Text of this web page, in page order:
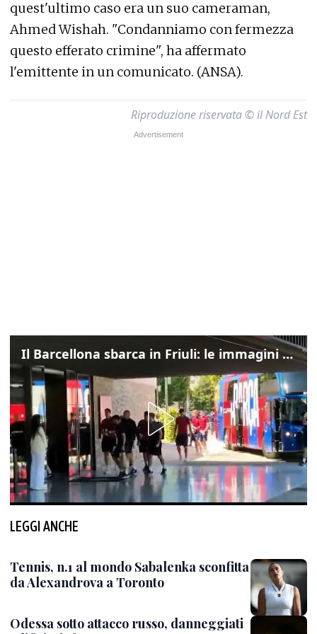
quest'ultimo caso era un suo cameraman,
Ahmed Wishah. "Condanniamo con fermezza
questo efferato crimine", ha affermato
l'emittente in un comunicato. (ANSA).
Riproduzione riservata © il Nord Est
Il Barcellona sbarca in Friuli: le immagini dell'arrivo in albergo
LEGGI ANCHE
Tennis, n.1 al mondo Sabalenka sconfitta
da Alexandrova a Toronto
Odessa sotto attacco russo, danneggiati